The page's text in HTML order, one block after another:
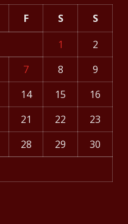
F S
S
1
2
7 8
9
14 15
16
21 22
23
28 29
30